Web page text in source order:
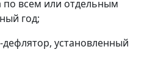
всем или отдельным
год;
установленный